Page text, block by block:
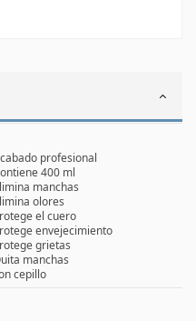
profesional
400 ml
manchas
olores
el cuero
envejecimiento
grietas
manchas
cepillo